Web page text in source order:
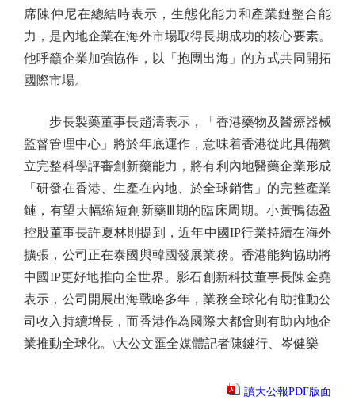
席陳仲尼在總結時表示，生態化能力和產業鏈整合能
力，是內地企業在海外市場取得長期成功的核心要素。
他呼籲企業加強協作，以「抱團出海」的方式共同開拓
國際市場。
步長製藥董事長趙濤表示，「香港藥物及醫療器械
監督管理中心」將於年底運作，意味着香港從此具備獨
立完整科學評審創新藥能力，將有利內地醫藥企業形成
「研發在香港、生產在內地、於全球銷售」的完整產業
鏈，有望大幅縮短創新藥Ⅲ期的臨床周期。小黃鴨德盈
控股董事長許夏林則提到，近年中國IP行業持續在海外
擴張，公司正在泰國與韓國發展業務。香港能夠協助將
中國IP更好地推向全世界。影石創新科技董事長陳金堯
表示，公司開展出海戰略多年，業務全球化有助推動公
司收入持續增長，而香港作為國際大都會則有助內地企
業推動全球化。\大公文匯全媒體記者陳鍵行、岑健樂
讀大公報PDF版面